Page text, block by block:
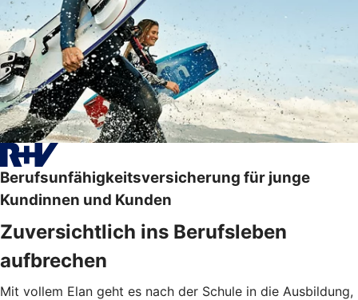
Berufsunfähigkeitsversicherung für junge
Kundinnen und Kunden
Zuversichtlich ins Berufsleben
aufbrechen
Mit vollem Elan geht es nach der Schule in die Ausbildung,